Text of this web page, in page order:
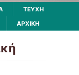
ΤΕΥΧΗ
ΑΡΧΙΚΉ